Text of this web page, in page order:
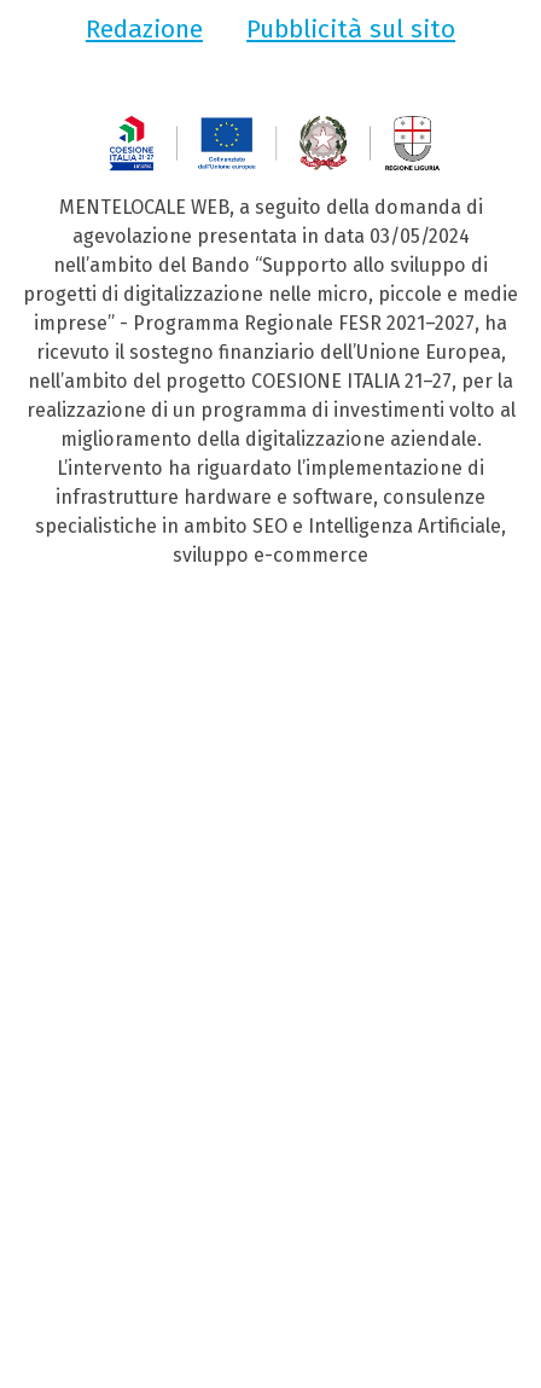
Redazione
Pubblicità sul sito
MENTELOCALE WEB, a seguito della domanda di
agevolazione presentata in data 03/05/2024
nell’ambito del Bando “Supporto allo sviluppo di
progetti di digitalizzazione nelle micro, piccole e medie
imprese” - Programma Regionale FESR 2021–2027, ha
ricevuto il sostegno finanziario dell’Unione Europea,
nell’ambito del progetto COESIONE ITALIA 21–27, per la
realizzazione di un programma di investimenti volto al
miglioramento della digitalizzazione aziendale.
L’intervento ha riguardato l’implementazione di
infrastrutture hardware e software, consulenze
specialistiche in ambito SEO e Intelligenza Artificiale,
sviluppo e-commerce